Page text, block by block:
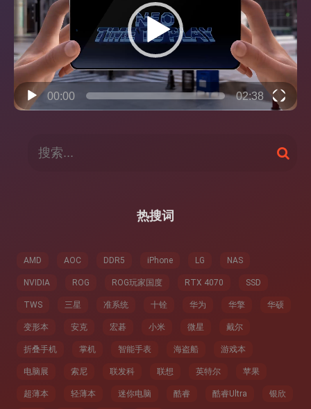
放
00:00 02:38
搜
索
热搜词
AMD AOC DDR5 iPhone LG NAS
NVIDIA ROG ROG玩家国度 RTX 4070 SSD
TWS 三星 准系统 十铨 华为 华擎 华硕
变形本 安克 宏碁 小米 微星 戴尔
折叠手机 掌机 智能手表 海盗船 游戏本
电脑展 索尼 联发科 联想 英特尔 苹果
超薄本 轻薄本 迷你电脑 酷睿 酷睿Ultra 银欣